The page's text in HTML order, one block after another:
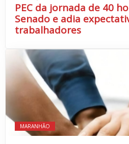
PEC da jornada de 40
Senado e adia
trabalhadores
MARANHÃO